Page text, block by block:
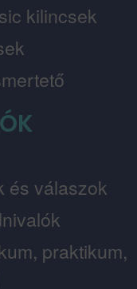
kilincsek
és válaszok
praktikum,